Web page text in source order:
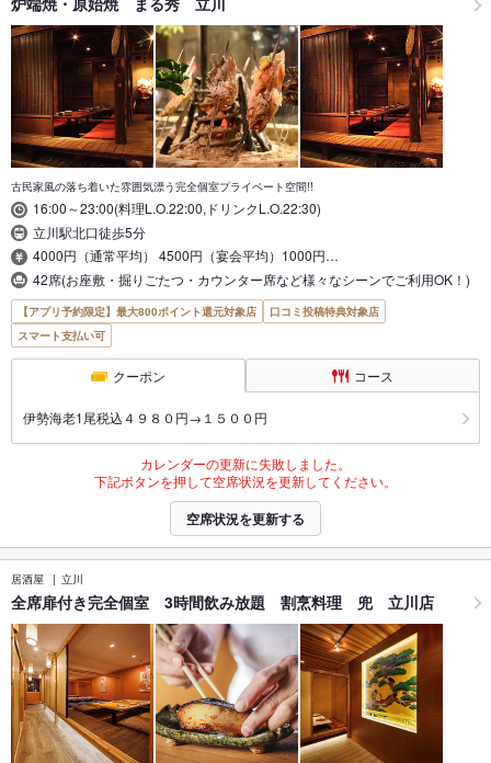
古民家風の落ち着いた雰囲気漂う完全個室プライベート空間!!
16:00～23:00(料理L.O.22:00,ドリンクL.O.22:30)
立川駅北口徒歩5分
4000円（通常平均） 4500円（宴会平均）1000円…
42席(お座敷・掘りごたつ・カウンター席など様々なシーンでご利用OK！)
【アプリ予約限定】最大800ポイント還元対象店
口コミ投稿特典対象店
スマート支払い可
クーポン コース
伊勢海老1尾税込４９８０円→１５００円
カレンダーの更新に失敗しました。
下記ボタンを押して空席状況を更新してください。
空席状況を更新する
居酒屋 立川
全席扉付き完全個室 3時間飲み放題 割烹料理 兜 立川店